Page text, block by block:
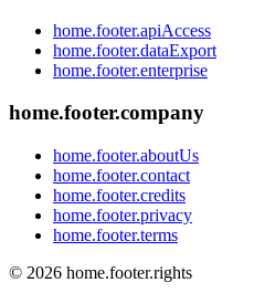
home.footer.apiAccess
home.footer.dataExport
home.footer.enterprise
home.footer.company
home.footer.aboutUs
home.footer.contact
home.footer.credits
home.footer.privacy
home.footer.terms
© 2026 home.footer.rights